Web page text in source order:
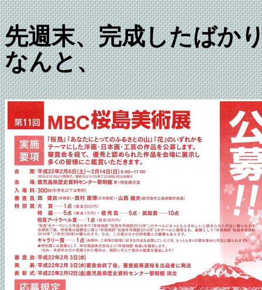
先週末、完成したばか
なんと、